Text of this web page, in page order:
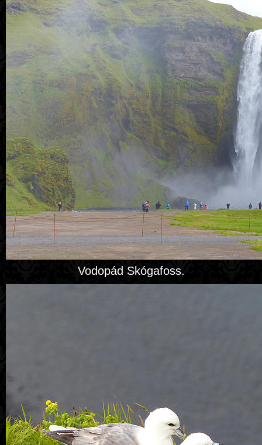
Vodopád Skógafoss.